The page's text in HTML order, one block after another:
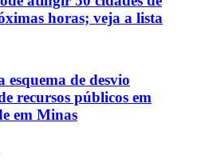
horas; veja a lista
esquema de desvio
recursos públicos em
em Minas